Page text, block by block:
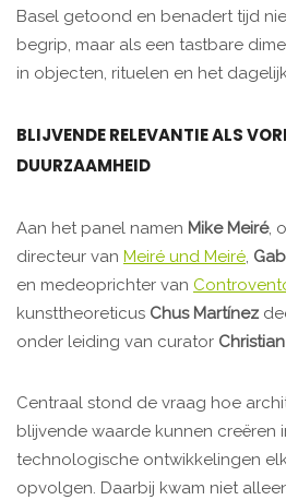
Basel getoond en benadert tijd
begrip, maar als een tastbare
in objecten, rituelen en het
BLIJVENDE RELEVANTIE ALS
DUURZAAMHEID
Aan het panel namen Mike Meiré,
directeur van Meiré und Meiré,
en medeoprichter van
kunsttheoreticus Chus Martínez
onder leiding van curator
Centraal stond de vraag hoe
blijvende waarde kunnen creëren
technologische ontwikkelingen
opvolgen. Daarbij kwam niet